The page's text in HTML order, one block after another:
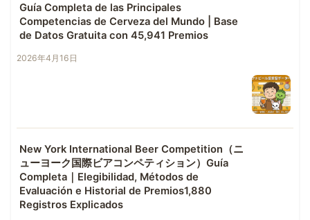
Guía Completa de las Principales
Competencias de Cerveza del Mundo | Base
de Datos Gratuita con 45,941 Premios
2026年4月16日
New York International Beer Competition（ニ
ューヨーク国際ビアコンペティション）Guía
Completa｜Elegibilidad, Métodos de
Evaluación e Historial de Premios1,880
Registros Explicados